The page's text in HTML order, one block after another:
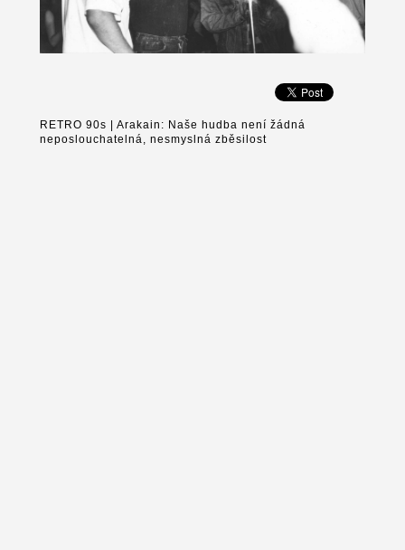
RETRO 90s | Arakain: Naše hudba není žádná
neposlouchatelná, nesmyslná zběsilost